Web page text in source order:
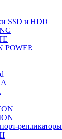
SSD и HDD
POWER
репликаторы